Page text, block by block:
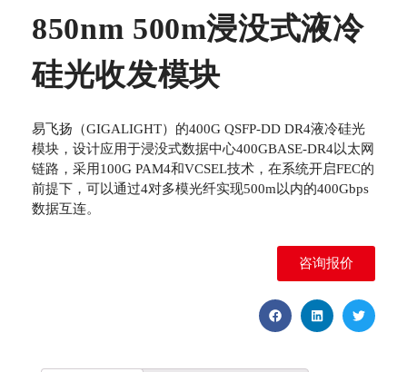
850nm 500m浸没式液冷
硅光收发模块
易飞扬（GIGALIGHT）的400G QSFP-DD DR4液冷硅光
模块，设计应用于浸没式数据中心400GBASE-DR4以太网
链路，采用100G PAM4和VCSEL技术，在系统开启FEC的
前提下，可以通过4对多模光纤实现500m以内的400Gbps
数据互连。
咨询报价